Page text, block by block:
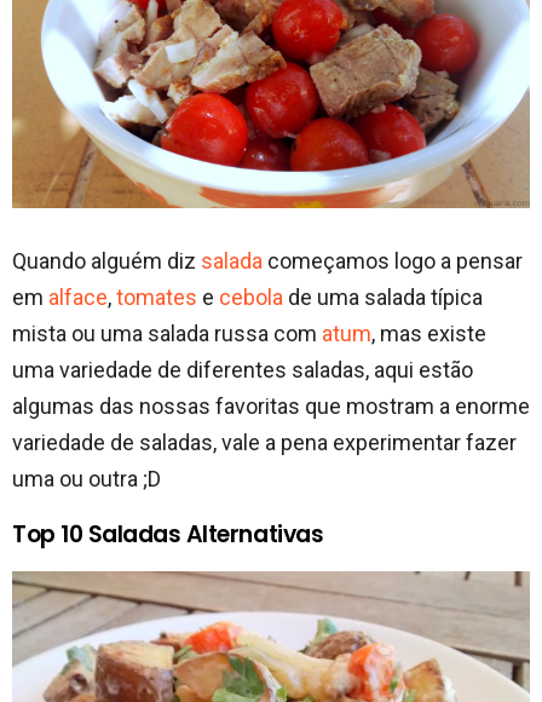
Quando alguém diz salada começamos logo a pensar
em alface,tomates e cebola de uma salada típica
mista ou uma salada russa com atum, mas existe
uma variedade de diferentes saladas, aqui estão
algumas das nossas favoritas que mostram a enorme
variedade de saladas, vale a pena experimentar fazer
uma ou outra ;D
Top 10 Saladas Alternativas